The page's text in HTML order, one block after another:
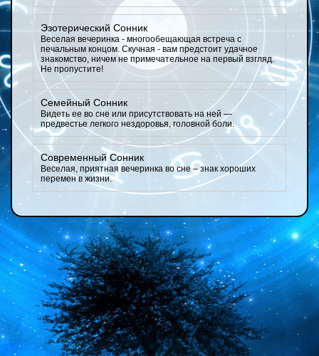
Эзотерический Сонник
Веселая вечеринка - многообещающая встреча с
печальным концом. Скучная - вам предстоит удачное
знакомство, ничем не примечательное на первый взгляд.
Не пропустите!
Семейный Сонник
Видеть ее во сне или присутствовать на ней —
предвестье легкого нездоровья, головной боли.
Современный Сонник
Веселая, приятная вечеринка во сне – знак хороших
перемен в жизни.